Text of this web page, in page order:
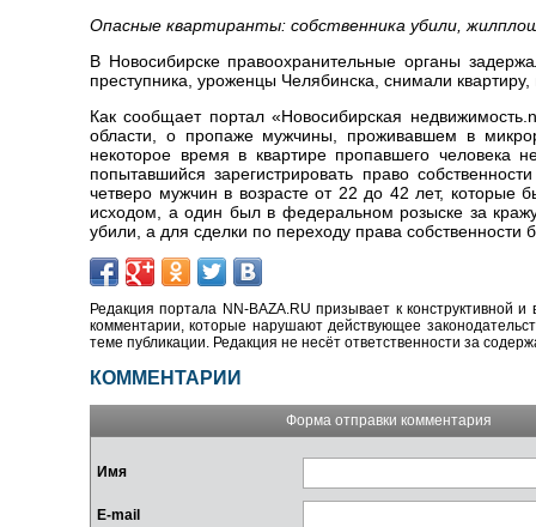
Опасные квартиранты: собственника убили,
В Новосибирске правоохранительные органы
преступника, уроженцы Челябинска, снимали
Как сообщает портал «Новосибирская
области, о пропаже мужчины, проживавшем в
некоторое время в квартире пропавшего
попытавшийся зарегистрировать право
четверо мужчин в возрасте от 22 до 42 лет,
исходом, а один был в федеральном розыске за
убили, а для сделки по переходу права
Редакция портала NN-BAZA.RU призывает к конструктивной
комментарии, которые нарушают действующее
теме публикации. Редакция не несёт ответственности за
КОММЕНТАРИИ
Форма отправки комментария
Имя
E-mail